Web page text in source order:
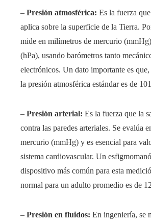
– Presión atmosférica: Es la fuerza
aplica sobre la superficie de la Tierra.
mide en milímetros de mercurio
(hPa), usando barómetros tanto
electrónicos. Un dato importante es
la presión atmosférica estándar es de
– Presión arterial: Es la fuerza que la
contra las paredes arteriales. Se evalúa
mercurio (mmHg) y es esencial para
sistema cardiovascular. Un
dispositivo más común para esta
normal para un adulto promedio es de
– Presión en fluidos: En ingeniería, se